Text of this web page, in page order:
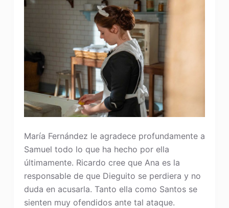
María Fernández le agradece profundamente a
Samuel todo lo que ha hecho por ella
últimamente. Ricardo cree que Ana es la
responsable de que Dieguito se perdiera y no
duda en acusarla. Tanto ella como Santos se
sienten muy ofendidos ante tal ataque.